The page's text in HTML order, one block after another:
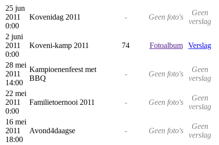
25 jun
2011
0:00
Kovenidag 2011 - Geen foto's
Geen
verslag
2 juni
2011
0:00
Koveni-kamp 2011 74 Fotoalbum Verslag
28 mei
2011
14:00
Kampioenenfeest met
BBQ
- Geen foto's
Geen
verslag
22 mei
2011
0:00
Familietoernooi 2011 - Geen foto's
Geen
verslag
16 mei
2011
18:00
Avond4daagse - Geen foto's
Geen
verslag